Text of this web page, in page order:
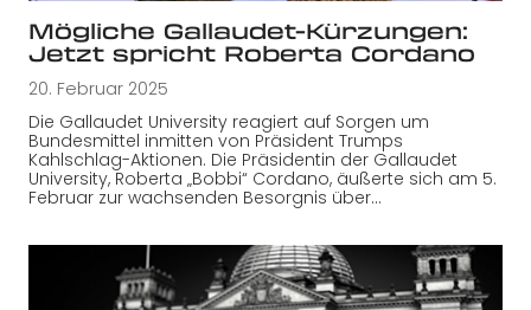
Mögliche Gallaudet-Kürzungen:
Jetzt spricht Roberta Cordano
20. Februar 2025
Die Gallaudet University reagiert auf Sorgen um
Bundesmittel inmitten von Präsident Trumps
Kahlschlag-Aktionen. Die Präsidentin der Gallaudet
University, Roberta „Bobbi“ Cordano, äußerte sich am 5.
Februar zur wachsenden Besorgnis über…